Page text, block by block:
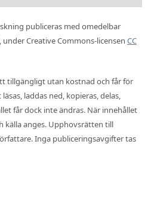
publiceras med omedelbar
under Creative Commons-licensen CC
tillgängligt utan kostnad och får för
laddas ned, kopieras, delas,
får dock inte ändras. När innehållet
källa anges. Upphovsrätten till
Inga publiceringsavgifter tas